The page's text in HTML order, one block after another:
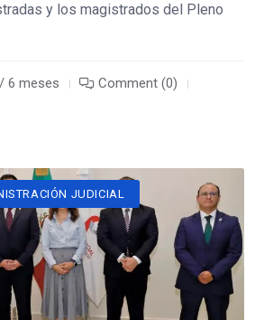
y los magistrados del Pleno
6 meses
Comment (0)
JUDICIAL